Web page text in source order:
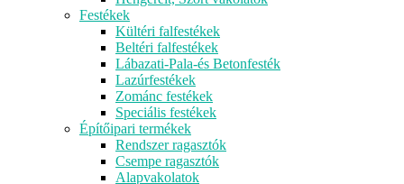
Festékek
Kültéri falfestékek
Beltéri falfestékek
Lábazati-Pala-és Betonfesték
Lazúrfestékek
Zománc festékek
Speciális festékek
Építőipari termékek
Rendszer ragasztók
Csempe ragasztók
Alapvakolatok